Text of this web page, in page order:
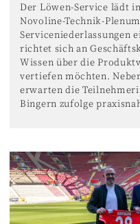
Der Löwen-Service lädt
Novoline-Technik-
Serviceniederlassungen
richtet sich an
Wissen über die
vertiefen möchten.
erwarten die
Bingern zufolge